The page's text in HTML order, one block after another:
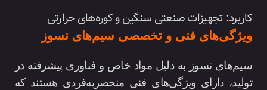
کاربرد: تجهیزات صنعتی سنگین و کوره‌های حرارتی
ویژگی‌های فنی و تخصصی سیم‌های نسوز
سیم‌های نسوز به دلیل مواد خاص و فناوری پیشرفته در
تولید، دارای ویژگی‌های فنی منحصربه‌فردی هستند که